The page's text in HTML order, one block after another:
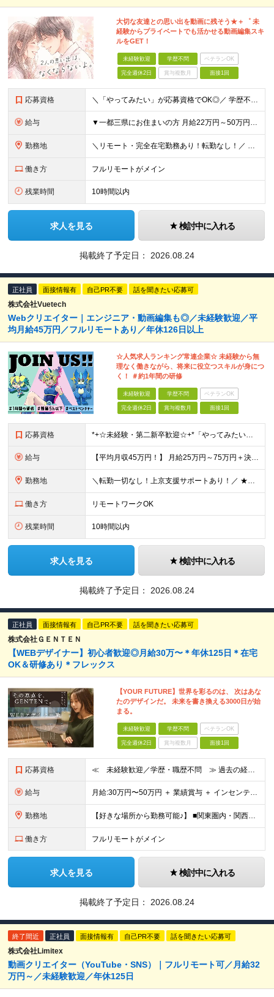
大切な友達との思い出を動画に残そう★＋゜ 未
経験からプライベートでも活かせる動画編集スキ
ルをGET！
未経験歓迎 学歴不問 ベテランOK
完全週休2日 賞与複数月 面接1回
応募資格 ＼「やってみたい」が応募資格でOK◎／ 学歴不問／未経験歓迎／業種未経験歓迎／社会人デビュー歓迎／第二新卒歓迎／ブランクOK 経験やスキルは一切不問。 大切なのは「挑戦してみたい」という気持ちです
給与 ▼一都三県にお住まいの方 月給22万円～50万円＋インセンティブ＋賞与＋各種手当 ▼上記以外の地域にお住まいの方 月給21万円～50万円＋インセンティブ＋賞与＋各種手当 ※経験・能力を考慮して決定
勤務地 ＼リモート・完全在宅勤務あり！転勤なし！／ 【47都道府県の好きな地域で働けます☆】 ★リモート・フルリモートも選択可能です！ └将来的には「お気に入りのカフェでテレワーク」 「日本全国、旅をしなが
働き方 フルリモートがメイン
残業時間 10時間以内
求人を見る 検討中に入れる
掲載終了予定日： 2026.08.24
正社員 面接情報有 自己PR不要 話を聞きたい応募可
株式会社Vuetech
Webクリエイター｜エンジニア・動画編集も◎／未経験歓迎／平
均月給45万円／フルリモートあり／年休126日以上
☆人気求人ランキング常連企業☆ 未経験から無
理なく働きながら、将来に役立つスキルが身につ
く！ ＃約1年間の研修
未経験歓迎 学歴不問 ベテランOK
完全週休2日 賞与複数月 面接1回
応募資格 *+☆未経験・第⼆新卒歓迎☆+*「やってみたい」で挑戦OK◎ ⼿に職をつけて憧れのWeb業界へ♪ 「 スキルに自信がない・・・ 」 「 デザイナーやエンジニアは興味あるけどよくわからない・・・ 」
給与 【平均月収45万円！】 月給25万円～75万円＋決算賞与＋インセンティブ 【研修期間中】 ⽉給22.1万円〜30万円＋インセンティブ ＼年収400万円UPの事例も多数！／ 【デビュー1年目】 ⽉給
勤務地 ＼転勤一切なし！上京支援サポートあり！／ ★リモートワークも可！／希望を考慮★ 全国、⼀都三県、関東、中部、関⻄、中国、九州など多数 【本社】東京都新宿区新宿1-19-10 サンモールクレスト5F
働き方 リモートワークOK
残業時間 10時間以内
求人を見る 検討中に入れる
掲載終了予定日： 2026.08.24
正社員 面接情報有 自己PR不要 話を聞きたい応募可
株式会社ＧＥＮＴＥＮ
【WEBデザイナー】初⼼者歓迎◎⽉給30万〜＊年休125⽇＊在宅
OK＆研修あり＊フレックス
【YOUR FUTURE】世界を彩るのは、 次はあな
たのデザインだ。 未来を書き換える3000⽇が始
まる。
未経験歓迎 学歴不問 ベテランOK
完全週休2日 賞与複数月 面接1回
応募資格 ≪ 未経験歓迎／学歴・職歴不問 ≫ 過去の経歴は一切不問。 「いままで」よりも「これから」を 重視した採用を行っています！ ▼▼こんな想いがある方大歓迎▼▼ ・WEBデザインに興味がある ・自由な環
給与 ⽉給:30万円〜50万円 ＋ 業績賞与 ＋ インセンティブ賞与 経験者：35万円～ ※経験・スキルを考慮の上、決定します。 ※経験者は別途優遇！ ★試用期間6ヶ月（期間中は月給21万円～）
勤務地 【好きな場所から勤務可能♪】 ■関東圏内・関西圏内 または⾸都圏近郊のプロジェクト先 ★リモートワーク実施中（プロジェクトによりフルリモートもあり） ★転居を伴う転勤なし ★配属先は希望を最⼤限考慮
働き方 フルリモートがメイン
求人を見る 検討中に入れる
掲載終了予定日： 2026.08.24
終了間近 正社員 面接情報有 自己PR不要 話を聞きたい応募可
株式会社Limitex
動画クリエイター（YouTube・SNS）｜フルリモート可／月給32
万円～／未経験歓迎／年休125日